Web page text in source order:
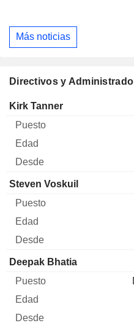
Más noticias
Directivos y
Director Puesto
Kirk Tanner
Steven Voskuil
Deepak Bhatia